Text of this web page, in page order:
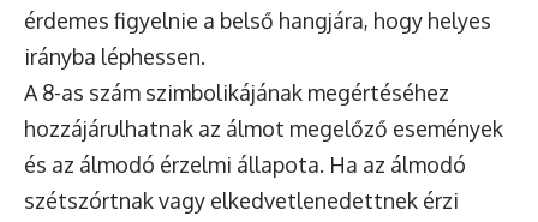
érdemes figyelnie a belső hangjára, hogy helyes
irányba léphessen.
A 8-as szám szimbolikájának megértéséhez
hozzájárulhatnak az álmot megelőző események
és az álmodó érzelmi állapota. Ha az álmodó
szétszórtnak vagy elkedvetlenedettnek érzi